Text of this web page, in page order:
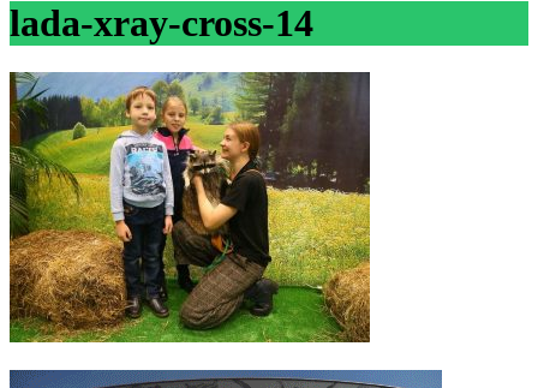
lada-xray-cross-14